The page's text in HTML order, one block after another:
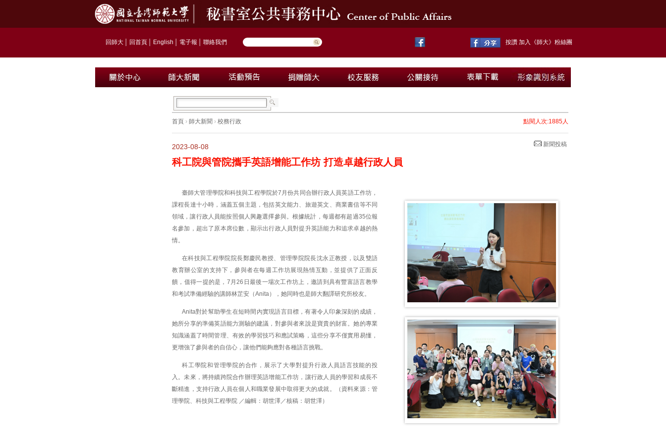
回師大 回首頁 English 電子報 聯絡我們 按讚 加入《師大》粉絲團
首頁 › 師大新聞 › 校務行政 點閱人次:1885人
新聞投稿
2023-08-08
科工院與管院攜手英語增能工作坊 打造卓越行政人員
臺師大管理學院和科技與工程學院於7月份共同合辦行政人員英語工作坊，
課程長達十小時，涵蓋五個主題，包括英文能力、旅遊英文、商業書信等不同
領域，讓行政人員能按照個人興趣選擇參與。根據統計，每週都有超過35位報
名參加，超出了原本席位數，顯示出行政人員對提升英語能力和追求卓越的熱
情。
在科技與工程學院院長鄭慶民教授、管理學院院長沈永正教授，以及雙語
教育辦公室的支持下，參與者在每週工作坊展現熱情互動，並提供了正面反
饋，值得一提的是，7月26日最後一場次工作坊上，邀請到具有豐富語言教學
和考試準備經驗的講師林芷安（Anita），她同時也是師大翻譯研究所校友。
Anita對於幫助學生在短時間內實現語言目標，有著令人印象深刻的成績，
她所分享的準備英語能力測驗的建議，對參與者來說是寶貴的財富。她的專業
知識涵蓋了時間管理、有效的學習技巧和應試策略，這些分享不僅實用易懂，
更增強了參與者的自信心，讓他們能夠應對各種語言挑戰。
科工學院和管理學院的合作，展示了大學對提升行政人員語言技能的投
入。未來，將持續跨院合作辦理英語增能工作坊，讓行政人員的學習和成長不
斷精進，支持行政人員在個人和職業發展中取得更大的成就。（資料來源：管
理學院、科技與工程學院 ／編輯：胡世澤／核稿：胡世澤）